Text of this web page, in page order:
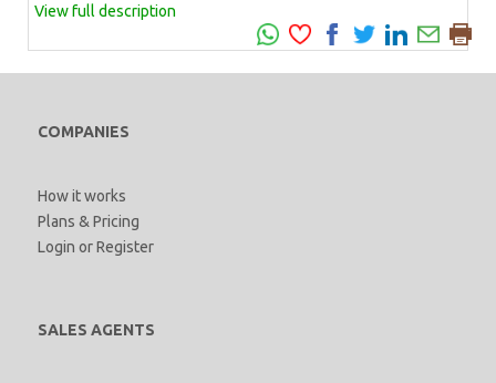
View full description
COMPANIES
How it works
Plans & Pricing
Login orRegister
SALES AGENTS